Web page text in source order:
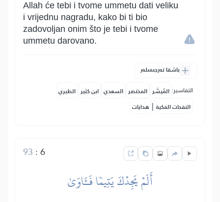
Allah će tebi i tvome ummetu dati veliku
i vrijednu nagradu, kako bi ti bio
zadovoljan onim što je tebi i tvome
ummetu darovano.
باشقا تەرجىمىلەر
التفاسير: المُيسَّر المختصر السعدي ابن كثير الطبري
النفحات المكية | هدايات
6
:
93
أَلَمۡ يَجِدۡكَ يَتِيمٗا فَـَٔاوَىٰ